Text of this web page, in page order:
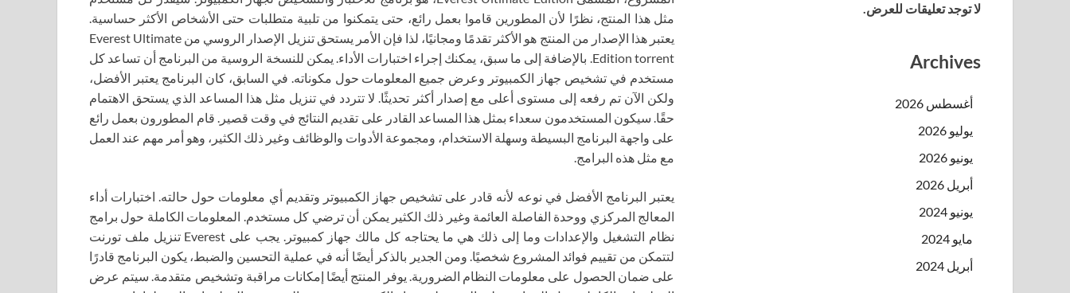
مثل هذا المنتج، نظرًا لأن المطورين قاموا بعمل رائع، حتى يتمكنوا من تلبية متطلبات حتى الأشخاص الأكثر حساسية.
يعتبر هذا الإصدار من المنتج هو الأكثر تقدمًا ومجانيًا، لذا فإن الأمر يستحق تنزيل الإصدار الروسي من Everest Ultimate
Edition torrent. بالإضافة إلى ما سبق، يمكنك إجراء اختبارات الأداء. يمكن للنسخة الروسية من البرنامج أن تساعد كل
مستخدم في تشخيص جهاز الكمبيوتر وعرض جميع المعلومات حول مكوناته. في السابق، كان البرنامج يعتبر الأفضل،
ولكن الآن تم رفعه إلى مستوى أعلى مع إصدار أكثر تحديثًا. لا تتردد في تنزيل مثل هذا المساعد الذي يستحق الاهتمام
حقًا. سيكون المستخدمون سعداء بمثل هذا المساعد القادر على تقديم النتائج في وقت قصير. قام المطورون بعمل رائع
على واجهة البرنامج البسيطة وسهلة الاستخدام، ومجموعة الأدوات والوظائف وغير ذلك الكثير، وهو أمر مهم عند العمل
مع مثل هذه البرامج.
يعتبر البرنامج الأفضل في نوعه لأنه قادر على تشخيص جهاز الكمبيوتر وتقديم أي معلومات حول حالته. اختبارات أداء
المعالج المركزي ووحدة الفاصلة العائمة وغير ذلك الكثير يمكن أن ترضي كل مستخدم. المعلومات الكاملة حول برامج
نظام التشغيل والإعدادات وما إلى ذلك هي ما يحتاجه كل مالك جهاز كمبيوتر. يجب على Everest تنزيل ملف تورنت
لتتمكن من تقييم فوائد المشروع شخصيًا. ومن الجدير بالذكر أيضًا أنه في عملية التحسين والضبط، يكون البرنامج قادرًا
على ضمان الحصول على معلومات النظام الضرورية. يوفر المنتج أيضًا إمكانات مراقبة وتشخيص متقدمة. سيتم عرض
لا توجد تعليقات للعرض.
Archives
أغسطس 2026
يوليو 2026
يونيو 2026
أبريل 2026
يونيو 2024
مايو 2024
أبريل 2024